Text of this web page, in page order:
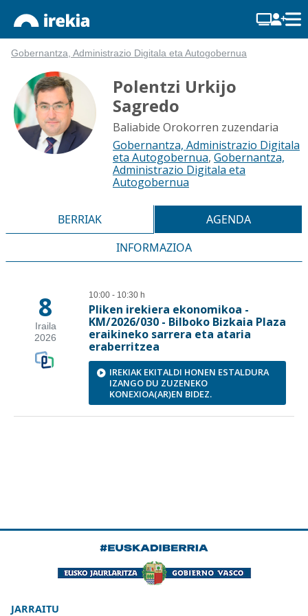
Gobernantza, Administrazio Digitala eta Autogobernua
Polentzi Urkijo
Sagredo
Baliabide Orokorren zuzendaria
Gobernantza, Administrazio Digitala
eta Autogobernua, Gobernantza,
Administrazio Digitala eta
Autogobernua
BERRIAK
AGENDA
INFORMAZIOA
JARRAITU